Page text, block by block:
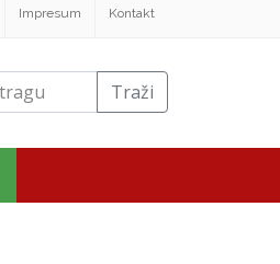
Impresum Kontakt
Traži